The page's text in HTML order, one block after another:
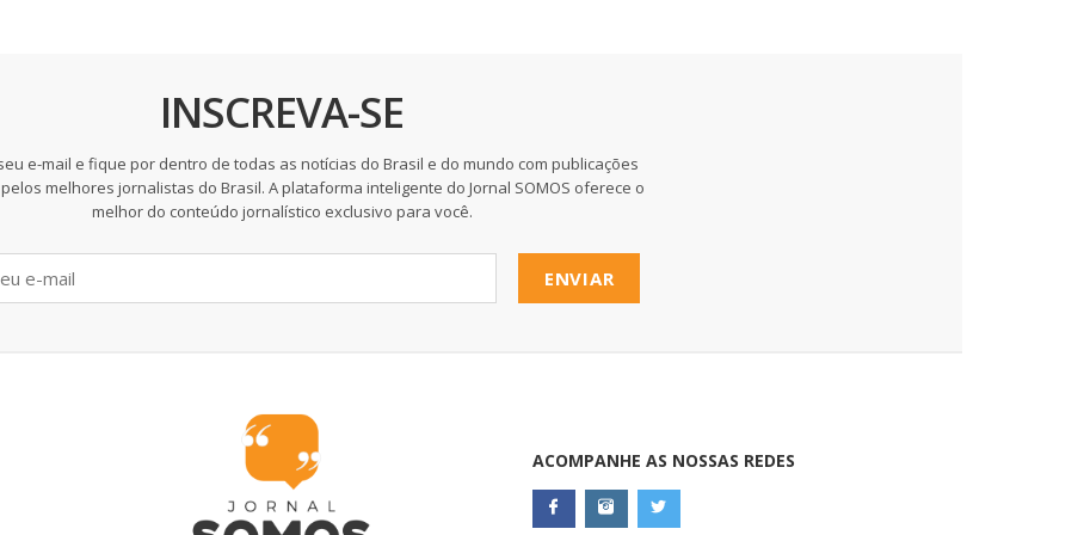
INSCREVA-SE
e-mail e fique por dentro de todas as notícias do Brasil e do mundo com publicações
melhores jornalistas do Brasil. A plataforma inteligente do Jornal SOMOS oferece o
melhor do conteúdo jornalístico exclusivo para você.
ENVIAR
ACOMPANHE AS NOSSAS REDES